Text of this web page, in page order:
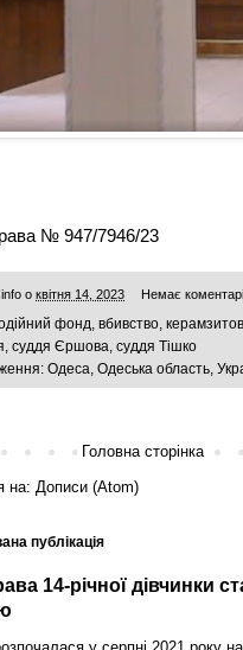
№ 947/7946/23
о квітня 14, 2023 Немає
фонд, вбивство,
, суддя Єршова, суддя Тішко
Одеса, Одеська область,
Головна сторінка
на: Дописи (Atom)
публікація
14-річної дівчинки